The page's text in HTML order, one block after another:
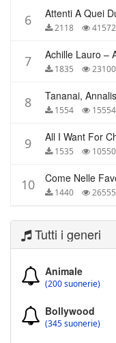
6 Attenti A Quei
2118 41572
7 1835 23100
8 1554 15554
9 1535 10550
10 1440 26555
Tutti i generi
Animale
(200 suonerie)
Bollywood
(345 suonerie)